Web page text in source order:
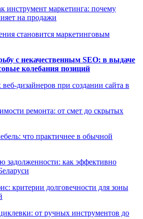
инструмент маркетинга: почему
на продажи
становится маркетинговым
с некачественным SEO: в выдаче
колебания позиций
дизайнеров при создании сайта в
ремонта: от смет до скрытых
что практичнее в обычной
как эффективно
критерии долговечности для зоны
от ручных инструментов до